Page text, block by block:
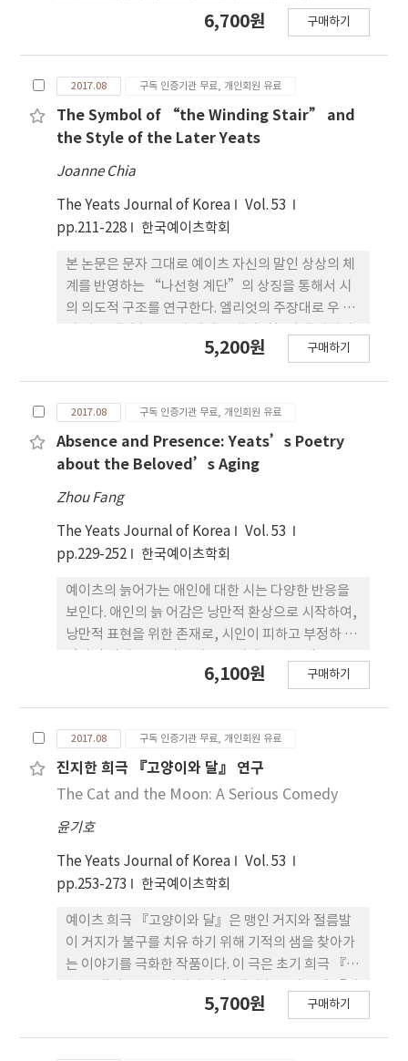
립운동에 참여하고자 한다. 아일랜드 농부들의 민속
의 아일랜드 정체성을 강조하려는 것이다. 그는 농부
들 과 자신이 같은 신비주의적이고 전통적인 신바주
의를 공유한다고 강조함으로써 자신 과 농민층과의
화에 활력을 불어 넣는 예술가로 자처하는 그는, 원시
종교의 영항을 보여주는 것 같은 특징을 강조하여 자
신과 농산층 사이의 고리를 만듦으로써, 힘을 얻고자
6,700원 구매하기
2017.08 구독 인증기관 무료, 개인회원 유료
The Symbol of “the Winding Stair” and
the Style of the Later Yeats
Joanne Chia
The Yeats Journal of Korea
Vol. 53
pp.211-228
한국예이츠학회
본 논문은 문자 그대로 예이츠 자신의 말인 상상의 체
계를 반영하는 “나선형 계단”의 상징을 통해서 시
의 의도적 구조를 연구한다. 엘리엇의 주장대로 우 리
정의되었던 것처럼 정의되어 야한다. 이런 접근은 예
의 작품의 중심적 발전의 관점에서 그의 초기의 서정
적 작품을 능가하는 중요성을 후기시가 얻도록 낭만
적 영감을 지칭하는 시적 과정의 진전을 강조하기 위
5,200원 구매하기
2017.08 구독 인증기관 무료, 개인회원 유료
Absence and Presence: Yeats’s Poetry
about the Beloved’s Aging
Zhou Fang
The Yeats Journal of Korea
Vol. 53
pp.229-252
한국예이츠학회
예이츠의 늙어가는 애인에 대한 시는 다양한 반응을
보인다. 애인의 늙 어감은 낭만적 환상으로 시작하여,
낭만적 표현을 위한 존재로, 시인이 피하고 부정하 는
리고 마침내 살피고, 명상하고, 창조하는 기회가 된
키는 엄연한 사실이 된다. 연인에 대한 보다 나 은 앎
과 보다 나은 관계와 자신에 대한 이해뿐 아니라 철학
적 사색, 사회적 비판, 시적 상상력을 위한 음식이 된
된다. 이 를 통해서 사랑에 의존하는 꿈꾸는 시인에서
자신과 자신의 예술의 주인이 된다.
6,100원 구매하기
2017.08 구독 인증기관 무료, 개인회원 유료
진지한 희극 『고양이와 달』 연구
The Cat and the Moon: A Serious Comedy
윤기호
The Yeats Journal of Korea
Vol. 53
pp.253-273
한국예이츠학회
예이츠 희극 『고양이와 달』은 맹인 거지와 절름발
이 거지가 불구를 치유 하기 위해 기적의 샘을 찾아가
는 이야기를 극화한 작품이다. 이 극은 초기 희극 『고
전』에 제시한 자신의 철학을 담은 사실을 주석에서
5,700원 구매하기